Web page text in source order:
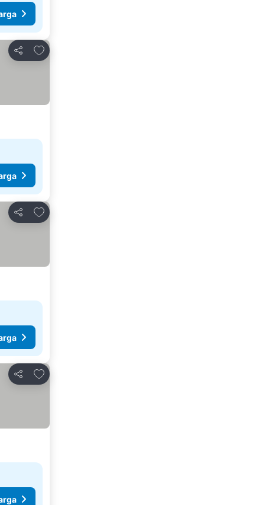
Bagikan
Tambahkan ke favorit
Bagikan
Tambahkan ke favorit
Bagikan
Tambahkan ke favorit